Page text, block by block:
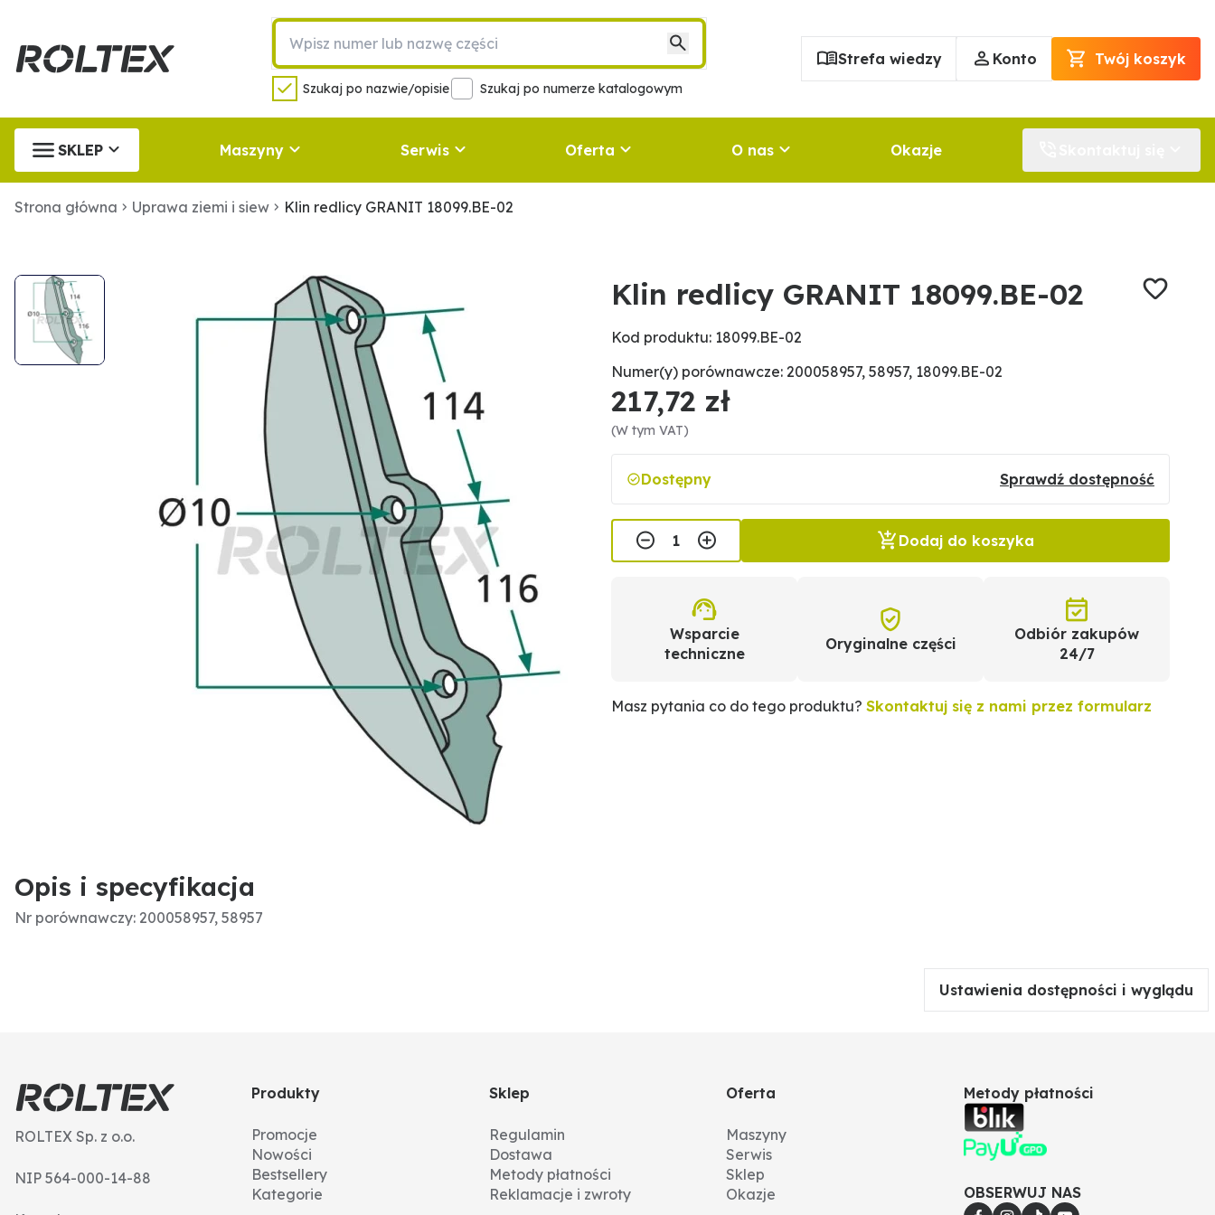
Szukaj po nazwie/opisie Szukaj po numerze katalogowym
Strefa wiedzy Konto Twój koszyk
SKLEP Maszyny Serwis Oferta O nas Okazje
Strona główna Uprawa ziemi i siew Klin redlicy GRANIT 18099.BE-02
Klin redlicy GRANIT 18099.BE-02
Kod produktu: 18099.BE-02
Numer(y) porównawcze: 200058957, 58957, 18099.BE-02
217,72 zł
(W tym VAT)
Dostępny Sprawdź dostępność
Dodaj do koszyka
Wsparcie
techniczne
Oryginalne części
Odbiór zakupów
24/7
Masz pytania co do tego produktu? Skontaktuj się z nami przez formularz
Opis i specyfikacja
Nr porównawczy: 200058957, 58957
Ustawienia dostępności i wyglądu
ROLTEX Sp. z o.o.
NIP 564-000-14-88
Produkty
Promocje
Nowości
Bestsellery
Kategorie
Sklep
Regulamin
Dostawa
Metody płatności
Reklamacje i zwroty
Oferta
Maszyny
Serwis
Sklep
Okazje
Metody płatności
OBSERWUJ NAS